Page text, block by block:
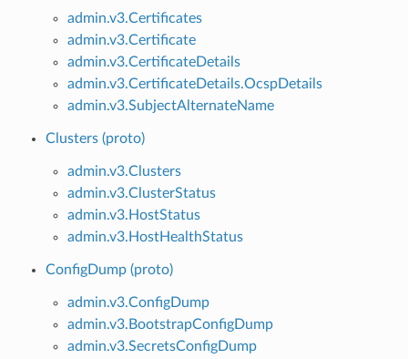
admin.v3.Certificates
admin.v3.Certificate
admin.v3.CertificateDetails
admin.v3.CertificateDetails.OcspDetails
admin.v3.SubjectAlternateName
Clusters (proto)
admin.v3.Clusters
admin.v3.ClusterStatus
admin.v3.HostStatus
admin.v3.HostHealthStatus
ConfigDump (proto)
admin.v3.ConfigDump
admin.v3.BootstrapConfigDump
admin.v3.SecretsConfigDump